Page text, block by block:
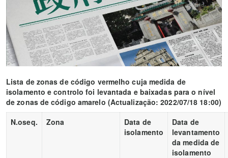
Lista de zonas de código vermelho cuja medida de
isolamento e controlo foi levantada e baixadas para o nível
de zonas de código amarelo (Actualização: 2022/07/18 18:00)
N.oseq.
Zona
Data de
isolamento
Data de
levantamento
da medida de
isolamento